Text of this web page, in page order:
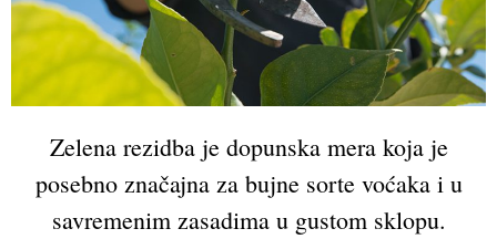
Zelena rezidba je dopunska mera koja je
posebno značajna za bujne sorte voćaka i u
savremenim zasadima u gustom sklopu.